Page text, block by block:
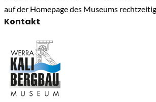
auf der Homepage des Museums
Kontakt